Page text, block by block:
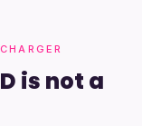
is not a